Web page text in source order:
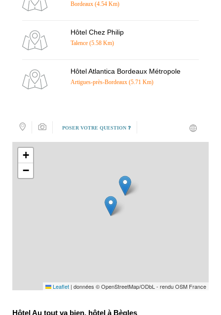
Bordeaux (4.54 Km)
Hôtel Chez Philip
Talence (5.58 Km)
Hôtel Atlantica Bordeaux Métropole
Artigues-près-Bordeaux (5.71 Km)
POSER VOTRE QUESTION ❓
+
−
Leaflet | données © OpenStreetMap/ODbL - rendu OSM France
Hôtel Au tout va bien, hôtel à Bègles